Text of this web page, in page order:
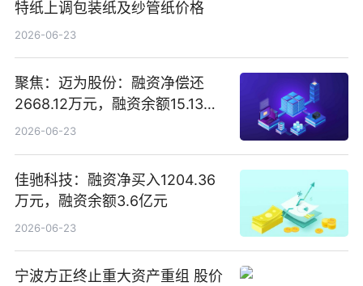
特纸上调包装纸及纱管纸价格
2026-06-23
聚焦：迈为股份：融资净偿还
2668.12万元，融资余额15.13亿
元
2026-06-23
佳驰科技：融资净买入1204.36
万元，融资余额3.6亿元
2026-06-23
宁波方正终止重大资产重组 股价